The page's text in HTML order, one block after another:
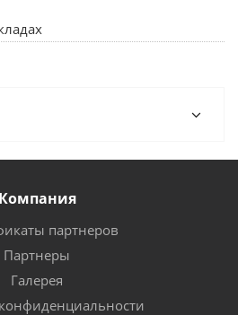
Компания
партнеров
Партнеры
Галерея